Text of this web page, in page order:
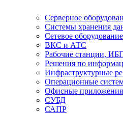
Серверное
Системы хранения
Сетевое оборудование
ВКС и АТС
Рабочие станции,
Решения по
Инфраструктурные
Операционные
Офисные приложения
СУБД
САПР